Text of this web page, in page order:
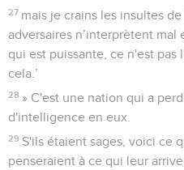
27 mais je crains les insultes
adversaires n’interprètent mal
qui est puissante, ce n'est
cela.’
28 » C'est une nation qui a
d'intelligence en eux.
29 S'ils étaient sages, voici ce
penseraient à ce qui leur